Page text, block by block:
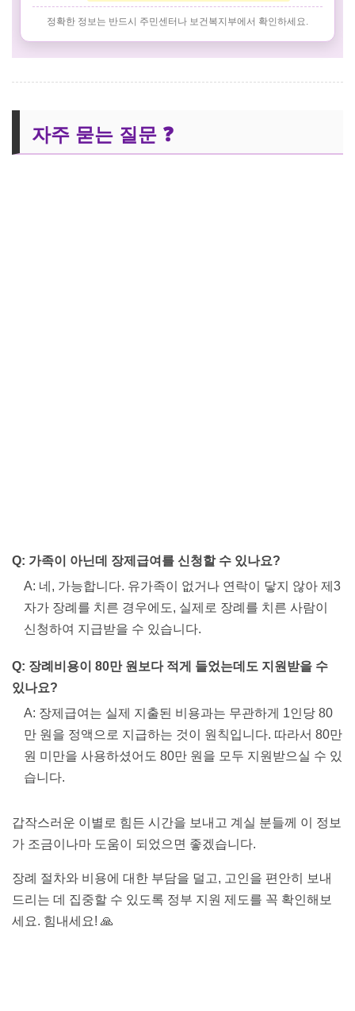
정확한 정보는 반드시 주민센터나 보건복지부에서 확인하세요.
자주 묻는 질문 ❓
Q: 가족이 아닌데 장제급여를 신청할 수 있나요?
A: 네, 가능합니다. 유가족이 없거나 연락이 닿지 않아 제3
자가 장례를 치른 경우에도, 실제로 장례를 치른 사람이
신청하여 지급받을 수 있습니다.
Q: 장례비용이 80만 원보다 적게 들었는데도 지원받을 수
있나요?
A: 장제급여는 실제 지출된 비용과는 무관하게 1인당 80
만 원을 정액으로 지급하는 것이 원칙입니다. 따라서 80만
원 미만을 사용하셨어도 80만 원을 모두 지원받으실 수 있
습니다.
갑작스러운 이별로 힘든 시간을 보내고 계실 분들께 이 정보
가 조금이나마 도움이 되었으면 좋겠습니다.
장례 절차와 비용에 대한 부담을 덜고, 고인을 편안히 보내
드리는 데 집중할 수 있도록 정부 지원 제도를 꼭 확인해보
세요. 힘내세요! 🙏